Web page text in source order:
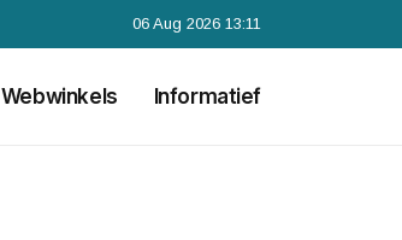
06 Aug 2026 13:11
Webwinkels Informatief